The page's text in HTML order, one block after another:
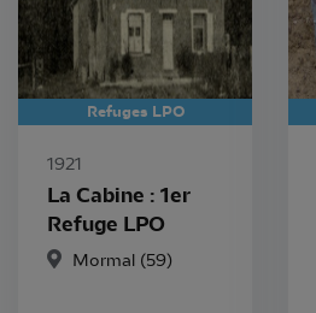
Refuges LPO
1921
La Cabine : 1er
Refuge LPO
Mormal (59)